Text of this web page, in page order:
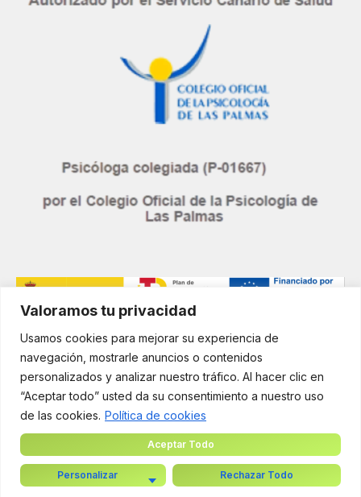
Valoramos tu privacidad
Usamos cookies para mejorar su experiencia de
navegación, mostrarle anuncios o contenidos
personalizados y analizar nuestro tráfico. Al hacer clic en
“Aceptar todo” usted da su consentimiento a nuestro uso
de las cookies. Política de cookies
Personalizar Rechazar Todo
Aceptar Todo
embargo, los puntos de vista y las opiniones expresadas son
únicamente los del autor o autores y no reflejan
necesariamente los de la Unión Europea o la Comisión
Europea. Ni la Unión Europea ni la Comisión Europea pueden
ser consideradas responsables de las mismas
Copyright © 2025 ComercioPro | Todos los derechos reservados